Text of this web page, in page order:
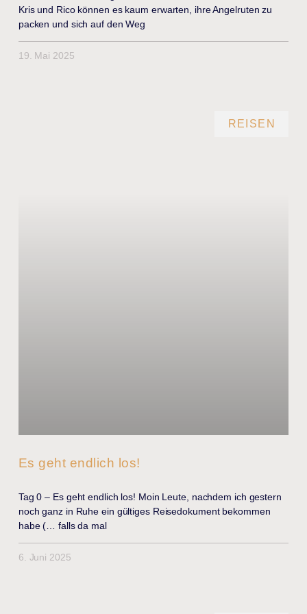
Kris und Rico können es kaum erwarten, ihre Angelruten zu
packen und sich auf den Weg
19. Mai 2025
REISEN
Es geht endlich los!
Tag 0 – Es geht endlich los! Moin Leute, nachdem ich gestern
noch ganz in Ruhe ein gültiges Reisedokument bekommen
habe (… falls da mal
6. Juni 2025